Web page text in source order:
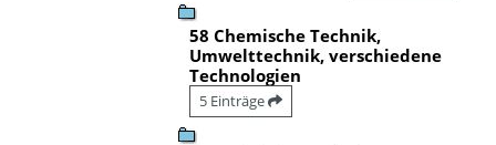
58 Chemische Technik,
Umwelttechnik, verschiedene
Technologien
5 Einträge